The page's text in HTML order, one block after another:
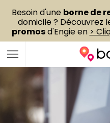
Besoin d'une borne de
domicile ? Découvrez
promosd'Engie en >